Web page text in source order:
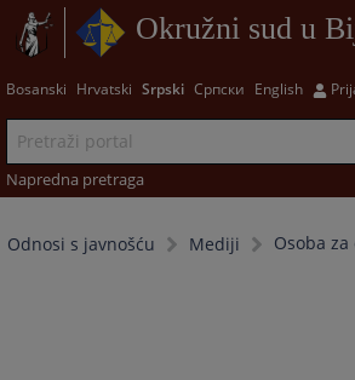
Okružni sud u
Bosanski Hrvatski Srpski Српски English
Napredna pretraga
Odnosi s javnošću Mediji Osoba